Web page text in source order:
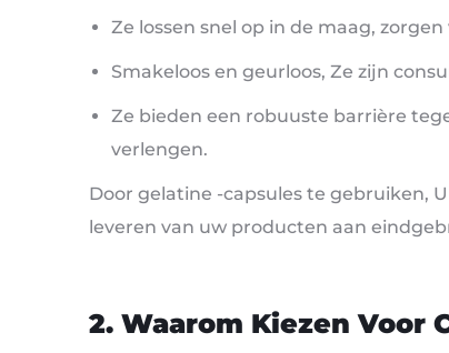
Ze lossen snel op in de maag,
Smakeloos en geurloos, Ze zijn
Ze bieden een robuuste barrière
verlengen.
Door gelatine -capsules te gebruiken,
leveren van uw producten aan
2. Waarom Kiezen Voor